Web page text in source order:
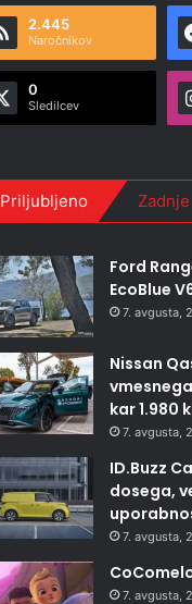
2.445
Naročnikov
0
Sledilcev
Priljubljeno Zadnje
Ford
EcoBlue
7. avgusta,
Nissan
kar 1.980
7. avgusta,
ID.Buzz
dosega,
7. avgusta,
7. avgusta,